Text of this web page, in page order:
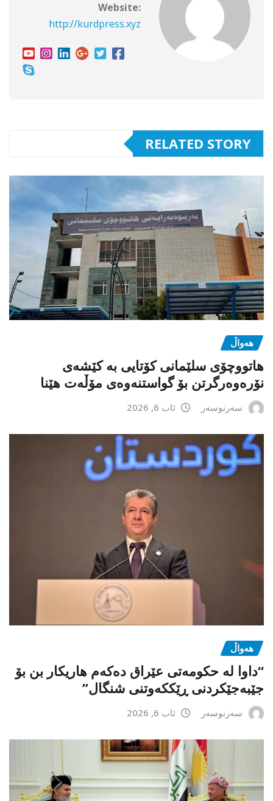
Website:
http://kurdpress.xyz
RELATED STORY
هەواڵ
هاتووچۆی سلێمانی کۆتایی بە کێشەی
نۆرەوەرگرتن بۆ گواستنەوەی مۆڵەت هێنا
سەرنوسەر ئاب 6, 2026
هەواڵ
“داوا لە حكومەتی عێراق دەكەم هاریكار بن بۆ
جێبەجێكردنی ڕێككەوتنی شنگال”
سەرنوسەر ئاب 6, 2026